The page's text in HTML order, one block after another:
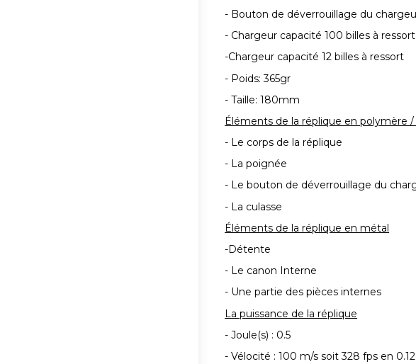
- Bouton de déverrouillage du
- Chargeur capacité 100 billes à ressort
-Chargeur capacité 12 billes à ressort
- Poids: 365gr
- Taille: 180mm
Éléments de la réplique en polymère
- Le corps de la réplique
- La poignée
- Le bouton de déverrouillage du
- La culasse
Éléments de la réplique en métal
-Détente
- Le canon Interne
- Une partie des pièces internes
La puissance de la réplique
- Joule(s) : 0.5
- Vélocité : 100 m/s soit 328 fps en